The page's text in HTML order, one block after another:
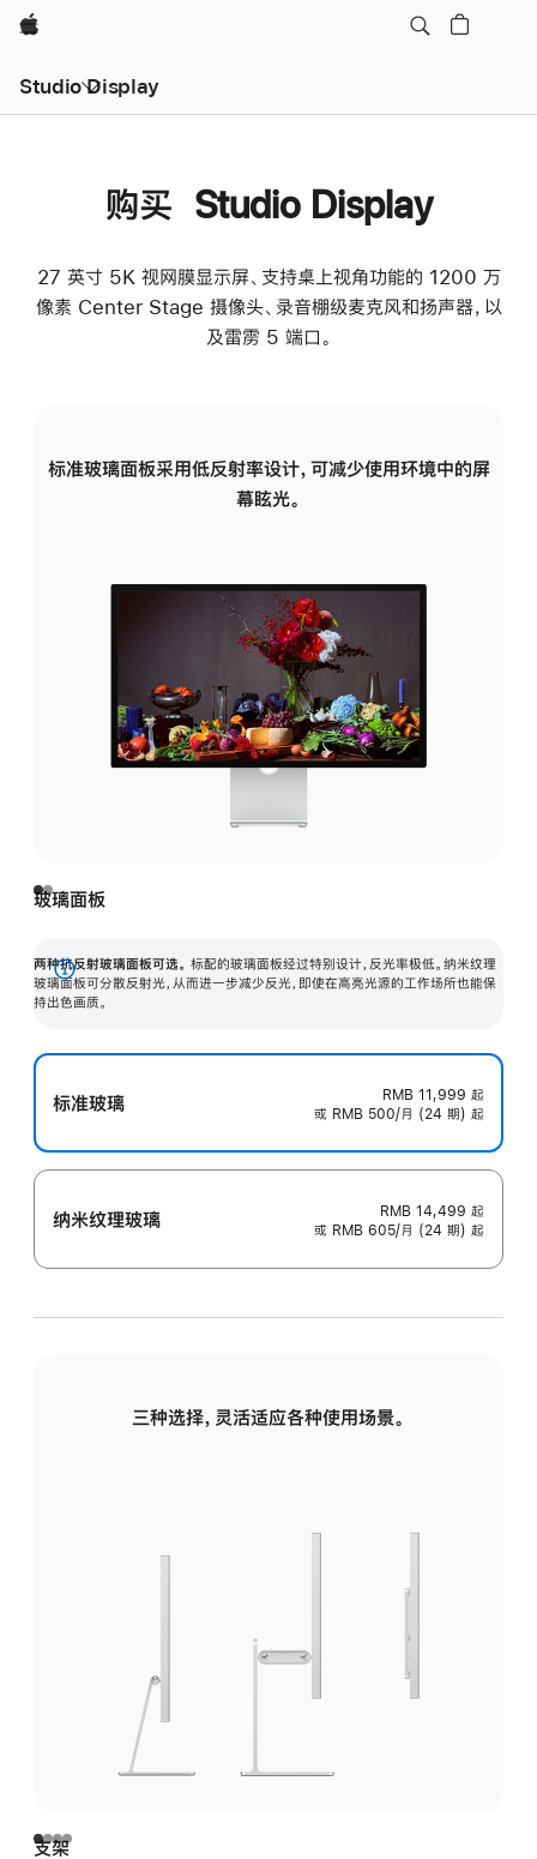
Apple
Studio Display
购买 Studio Display
27 英寸 5K 视网膜显示屏、支持桌上视角功能的 1200 万
像素 Center Stage 摄像头、录音棚级麦克风和扬声器，以
及雷雳 5 端口。
标准玻璃面板采用低反射率设计，可减少使用环境中的屏
幕眩光。
玻璃面板
两种抗反射玻璃面板可选。 标配的玻璃面板经过特别设计，反光率极低。纳米纹理
玻璃面板可分散反射光，从而进一步减少反光，即使在高亮光源的工作场所也能保
持出色画质。
展
开
标准玻璃 RMB 11,999 起
或 RMB 500/月 (24 期) 起
纳米纹理玻璃 RMB 14,499 起
或 RMB 605/月 (24 期) 起
三种选择，灵活适应各种使用场景。
支架